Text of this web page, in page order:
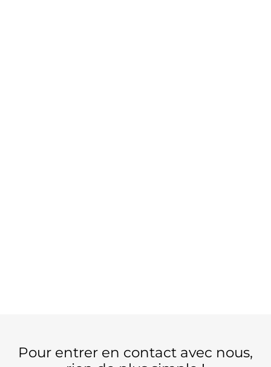
Pour entrer en contact avec nous,